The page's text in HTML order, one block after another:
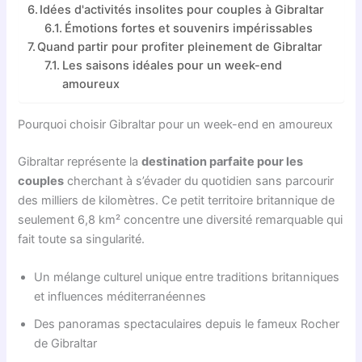
Idées d'activités insolites pour couples à Gibraltar
Émotions fortes et souvenirs impérissables
Quand partir pour profiter pleinement de Gibraltar
Les saisons idéales pour un week-end
amoureux
Pourquoi choisir Gibraltar pour un week-end en amoureux
Gibraltar représente ladestination parfaite pour les
couples cherchant à s’évader du quotidien sans parcourir
des milliers de kilomètres. Ce petit territoire britannique de
seulement 6,8 km² concentre une diversité remarquable qui
fait toute sa singularité.
Un mélange culturel unique entre traditions britanniques
et influences méditerranéennes
Des panoramas spectaculaires depuis le fameux Rocher
de Gibraltar